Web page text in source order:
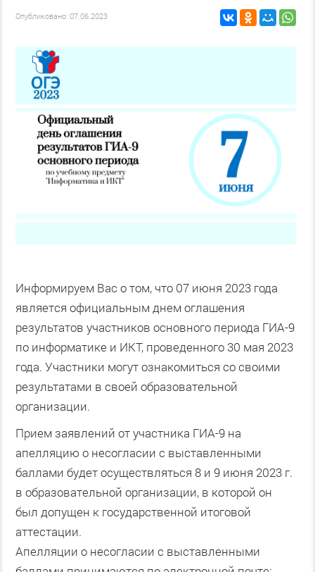
Опубликовано: 07.06.2023
Информируем Вас о том, что 07 июня 2023 года
является официальным днем оглашения
результатов участников основного периода ГИА-9
по информатике и ИКТ, проведенного 30 мая 2023
года. Участники могут ознакомиться со своими
результатами в своей образовательной
организации.
Прием заявлений от участника ГИА-9 на
апелляцию о несогласии с выставленными
баллами будет осуществляться 8 и 9 июня 2023 г.
в образовательной организации, в которой он
был допущен к государственной итоговой
аттестации.
Апелляции о несогласии с выставленными